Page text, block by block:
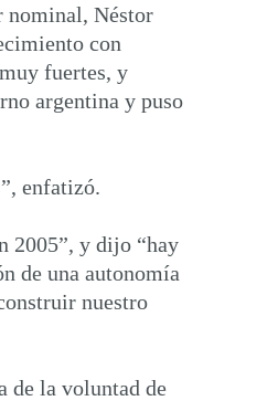
nominal, Néstor
con
fuertes, y
argentina y puso
enfatizó.
2005”, y dijo “hay
de una autonomía
nuestro
de la voluntad de